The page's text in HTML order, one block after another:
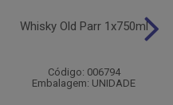
Whisky Old Parr 1x750ml
Código: 006794
Embalagem: UNIDADE